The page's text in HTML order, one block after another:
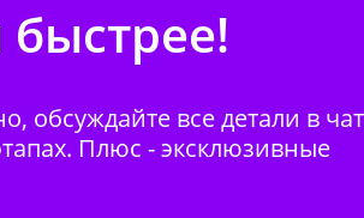
обсуждайте все детали в
Плюс - эксклюзивные